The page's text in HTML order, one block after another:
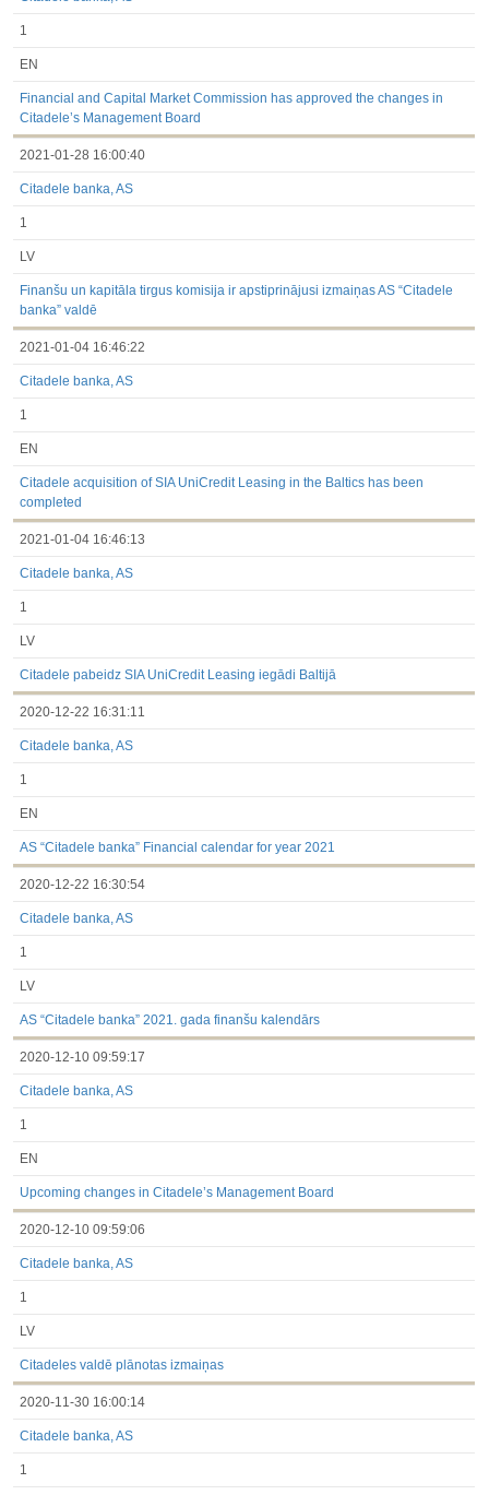
1
EN
Financial and Capital Market Commission has approved the changes in
Citadele’s Management Board
2021-01-28 16:00:40
Citadele banka, AS
1
LV
Finanšu un kapitāla tirgus komisija ir apstiprinājusi izmaiņas AS “Citadele
banka” valdē
2021-01-04 16:46:22
Citadele banka, AS
1
EN
Citadele acquisition of SIA UniCredit Leasing in the Baltics has been
completed
2021-01-04 16:46:13
Citadele banka, AS
1
LV
Citadele pabeidz SIA UniCredit Leasing iegādi Baltijā
2020-12-22 16:31:11
Citadele banka, AS
1
EN
AS “Citadele banka” Financial calendar for year 2021
2020-12-22 16:30:54
Citadele banka, AS
1
LV
AS “Citadele banka” 2021. gada finanšu kalendārs
2020-12-10 09:59:17
Citadele banka, AS
1
EN
Upcoming changes in Citadele’s Management Board
2020-12-10 09:59:06
Citadele banka, AS
1
LV
Citadeles valdē plānotas izmaiņas
2020-11-30 16:00:14
Citadele banka, AS
1